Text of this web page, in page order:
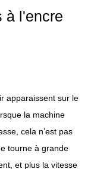
à l'encre
apparaissent sur le
la machine
cela n’est pas
tourne à grande
et plus la vitesse